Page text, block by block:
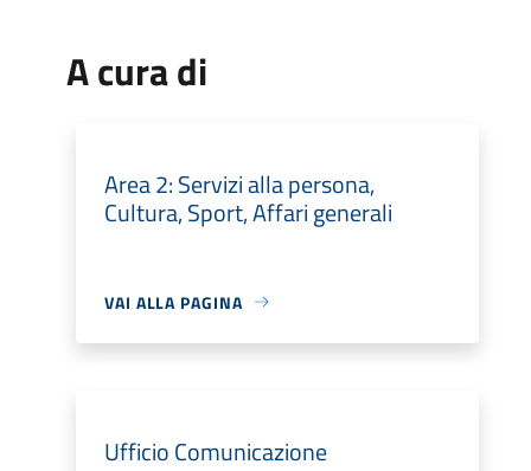
A cura di
Area 2: Servizi alla persona,
Cultura, Sport, Affari generali
VAI ALLA PAGINA
Ufficio Comunicazione